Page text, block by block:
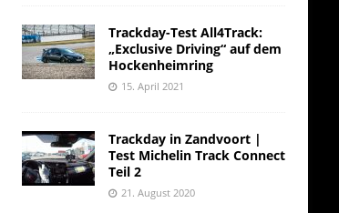
Trackday-Test All4Track:
„Exclusive Driving“ auf dem
Hockenheimring
15. April 2021
Trackday in Zandvoort |
Test Michelin Track Connect
Teil 2
21. August 2020